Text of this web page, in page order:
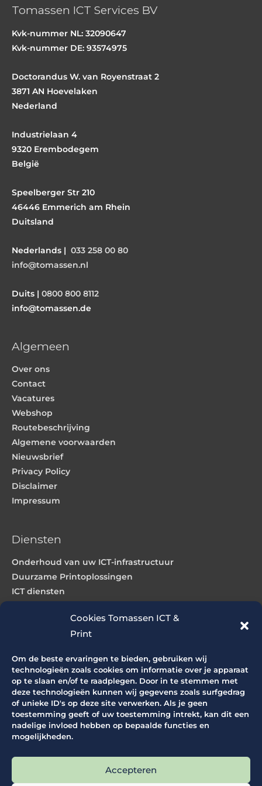
Cookies Tomassen ICT &
Print
Om de beste ervaringen te bieden, gebruiken wij
technologieën zoals cookies om informatie over je apparaat
op te slaan en/of te raadplegen. Door in te stemmen met
deze technologieën kunnen wij gegevens zoals surfgedrag
of unieke ID's op deze site verwerken. Als je geen
toestemming geeft of uw toestemming intrekt, kan dit een
nadelige invloed hebben op bepaalde functies en
mogelijkheden.
Accepteren
o
o
k
g
m
Tomassen ICT Services BV
Kvk-nummer NL: 32090647
Kvk-nummer DE: 93574975
Doctorandus W. van Royenstraat 2
3871 AN Hoevelaken
Nederland
Industrielaan 4
9320 Erembodegem
België
Speelberger Str 210
46446 Emmerich am Rhein
Duitsland
Nederlands | 033 258 00 80
info@tomassen.nl
Duits | 0800 800 8112
info@tomassen.de
Algemeen
Over ons
Contact
Vacatures
Webshop
Routebeschrijving
Algemene voorwaarden
Nieuwsbrief
Privacy Policy
Disclaimer
Impressum
Diensten
Onderhoud van uw ICT-infrastructuur
Duurzame Printoplossingen
ICT diensten
ICT producten
Grootformaat printers
Grootformaat scanners
Productie printers
Office printers
Snijapparatuur
Vouwapparatuur